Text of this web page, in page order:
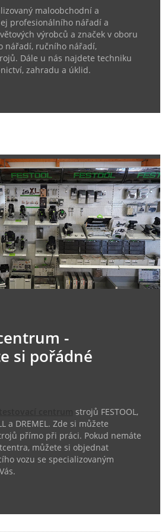
maloobchodní a
profesionálního nářadí a
výrobců a značek v oboru
nářadí, ručního nářadí,
Dále u nás najdete techniku
zahradu a úklid.
-
si pořádné
strojů FESTOOL,
a DREMEL. Zde si můžete
přímo při práci. Pokud nemáte
můžete si objednat
vozu se specializovaným